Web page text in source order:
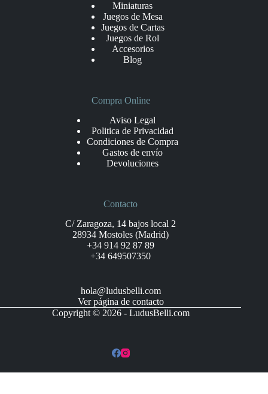
Miniaturas
Juegos de Mesa
Juegos de Cartas
Juegos de Rol
Accesorios
Blog
Compra Online
Aviso Legal
Politica de Privacidad
Condiciones de Compra
Gastos de envío
Devoluciones
Contacto
C/ Zaragoza, 14 bajos local 2
28934 Mostoles (Madrid)
+34 914 92 87 89
+34 649507350
hola@ludusbelli.com
Ver página de contacto
Copyright © 2026 - LudusBelli.com